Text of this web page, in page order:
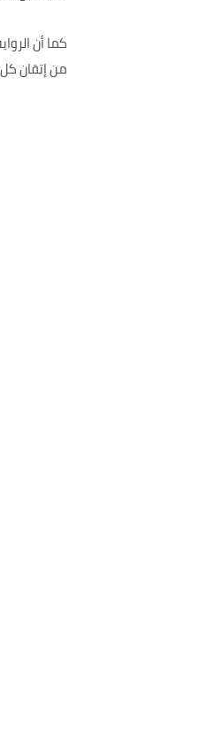
من إتقان